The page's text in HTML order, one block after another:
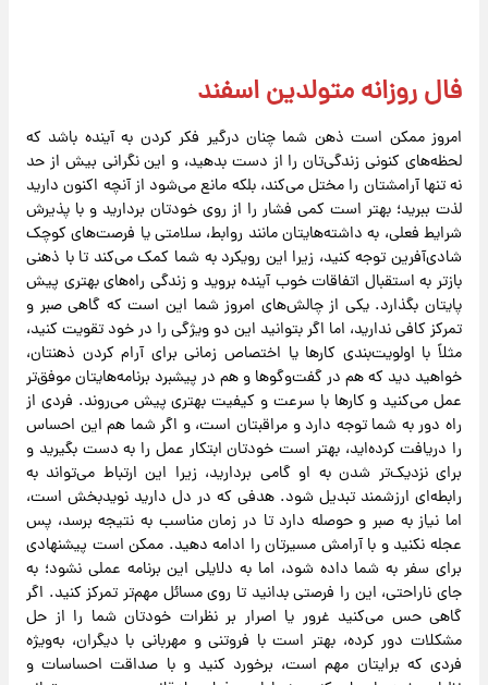
فال روزانه متولدین اسفند
امروز ممکن است ذهن شما چنان درگیر فکر کردن به آینده باشد که
لحظه‌های کنونی زندگی‌تان را از دست بدهید، و این نگرانی بیش از حد
نه تنها آرامشتان را مختل می‌کند، بلکه مانع می‌شود از آنچه اکنون دارید
لذت ببرید؛ بهتر است کمی فشار را از روی خودتان بردارید و با پذیرش
شرایط فعلی، به داشته‌هایتان مانند روابط، سلامتی یا فرصت‌های کوچک
شادی‌آفرین توجه کنید، زیرا این رویکرد به شما کمک می‌کند تا با ذهنی
بازتر به استقبال اتفاقات خوب آینده بروید و زندگی راه‌های بهتری پیش
پایتان بگذارد. یکی از چالش‌های امروز شما این است که گاهی صبر و
تمرکز کافی ندارید، اما اگر بتوانید این دو ویژگی را در خود تقویت کنید،
مثلاً با اولویت‌بندی کارها یا اختصاص زمانی برای آرام کردن ذهنتان،
خواهید دید که هم در گفت‌وگوها و هم در پیشبرد برنامه‌هایتان موفق‌تر
عمل می‌کنید و کارها با سرعت و کیفیت بهتری پیش می‌روند. فردی از
راه دور به شما توجه دارد و مراقبتان است، و اگر شما هم این احساس
را دریافت کرده‌اید، بهتر است خودتان ابتکار عمل را به دست بگیرید و
برای نزدیک‌تر شدن به او گامی بردارید، زیرا این ارتباط می‌تواند به
رابطه‌ای ارزشمند تبدیل شود. هدفی که در دل دارید نویدبخش است،
اما نیاز به صبر و حوصله دارد تا در زمان مناسب به نتیجه برسد، پس
عجله نکنید و با آرامش مسیرتان را ادامه دهید. ممکن است پیشنهادی
برای سفر به شما داده شود، اما به دلایلی این برنامه عملی نشود؛ به
جای ناراحتی، این را فرصتی بدانید تا روی مسائل مهم‌تر تمرکز کنید. اگر
گاهی حس می‌کنید غرور یا اصرار بر نظرات خودتان شما را از حل
مشکلات دور کرده، بهتر است با فروتنی و مهربانی با دیگران، به‌ویژه
فردی که برایتان مهم است، برخورد کنید و با صداقت احساسات و